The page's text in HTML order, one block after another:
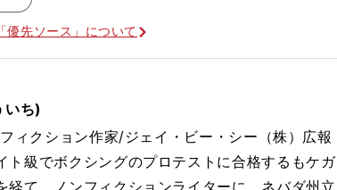
優先ソース」について
いち)
ィクション作家/ジェイ・ビー・シー（株）広報
ト級でボクシングのプロテストに合格するもケガ
経て、ノンフィクションライターに。ネバダ州立